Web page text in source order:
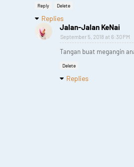
Reply Delete
Replies
Jalan-Jalan KeNai
September 5, 2018 at 6:30 PM
Tangan buat megangin
Delete
Replies